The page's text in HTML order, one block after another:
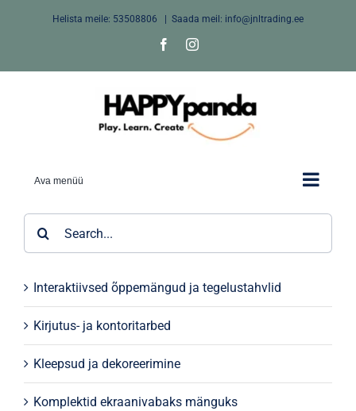
Helista meile: 53508806 Saada meil: info@jnltrading.ee
FacebookInstagram
Ava menüü
Interaktiivsed õppemängud ja tegelustahvlid
Kirjutus- ja kontoritarbed
Kleepsud ja dekoreerimine
Komplektid ekraanivabaks mänguks